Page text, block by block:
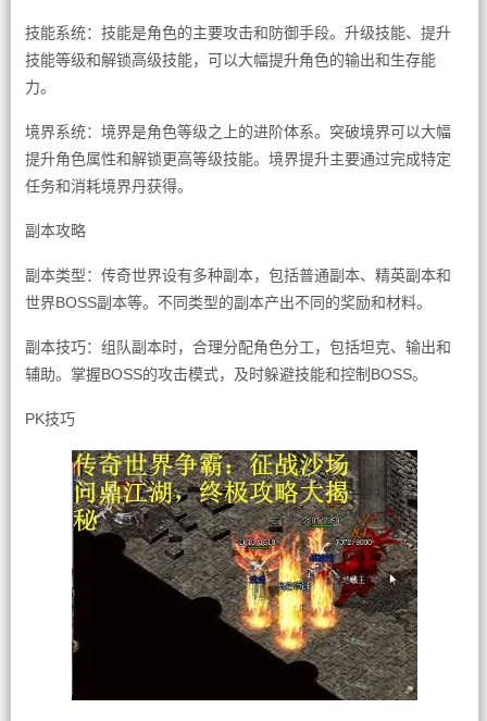
技能系统：技能是角色的主要攻击和防御手段。升级技能、提升
技能等级和解锁高级技能，可以大幅提升角色的输出和生存能
力。
境界系统：境界是角色等级之上的进阶体系。突破境界可以大幅
提升角色属性和解锁更高等级技能。境界提升主要通过完成特定
任务和消耗境界丹获得。
副本攻略
副本类型：传奇世界设有多种副本，包括普通副本、精英副本和
世界BOSS副本等。不同类型的副本产出不同的奖励和材料。
副本技巧：组队副本时，合理分配角色分工，包括坦克、输出和
辅助。掌握BOSS的攻击模式，及时躲避技能和控制BOSS。
PK技巧